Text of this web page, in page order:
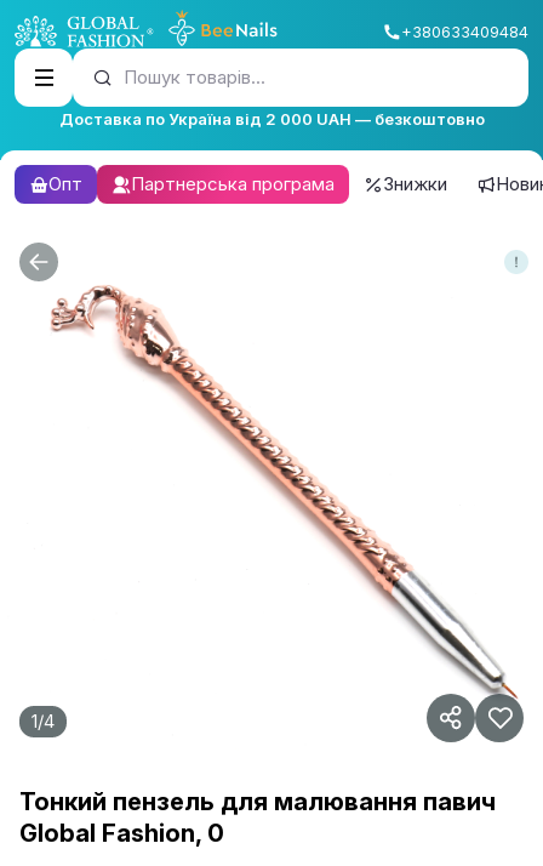
+380633409484
Пошук товарів...
Доставка по Україна від 2 000 UAH — безкоштовно
Опт Партнерська програма Знижки
1/4
Тонкий пензель для малювання павич
Global Fashion, 0